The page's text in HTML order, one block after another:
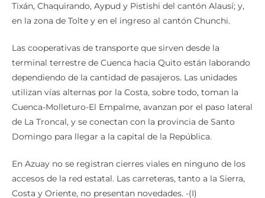
Tixán, Chaquirando, Aypud y Pistishi del cantón Alausí; y,
en la zona de Tolte y en el ingreso al cantón Chunchi.
Las cooperativas de transporte que sirven desde la
terminal terrestre de Cuenca hacia Quito están laborando
dependiendo de la cantidad de pasajeros. Las unidades
utilizan vías alternas por la Costa, sobre todo, toman la
Cuenca-Molleturo-El Empalme, avanzan por el paso lateral
de La Troncal, y se conectan con la provincia de Santo
Domingo para llegar a la capital de la República.
En Azuay no se registran cierres viales en ninguno de los
accesos de la red estatal. Las carreteras, tanto a la Sierra,
Costa y Oriente, no presentan novedades. -(I)